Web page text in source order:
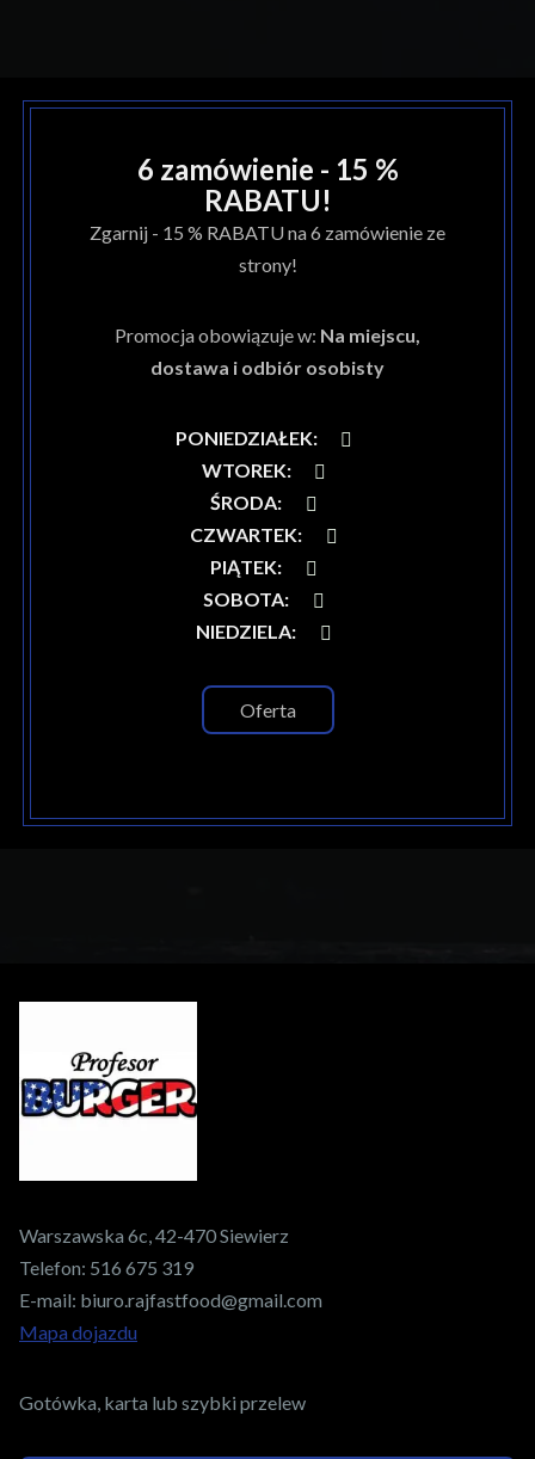
6 zamówienie - 15 %
RABATU!
Zgarnij - 15 % RABATU na 6 zamówienie ze
strony!
Promocja obowiązuje w: Na miejscu,
dostawa i odbiór osobisty
PONIEDZIAŁEK:
WTOREK:
ŚRODA:
CZWARTEK:
PIĄTEK:
SOBOTA:
NIEDZIELA:
Oferta
Warszawska 6c, 42-470 Siewierz
Telefon: 516 675 319
E-mail: biuro.rajfastfood@gmail.com
Mapa dojazdu
Gotówka, karta lub szybki przelew